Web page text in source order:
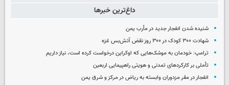
داغ‌ترین خبرها
شنیده شدن انفجار جدید در مأرب یمن
شهادت ۳۰۰ کودک در ۳۰۰ روز نقض آتش‌بس غزه
ترامپ: خودمان به موشک‌هایی که اوکراین درخواست کرده است، نیاز داریم
تأملی بر کارکردهای تمدنی و هویتی راهپیمایی اربعین
انفجار در مقر مزدوران وابسته به ریاض در مرکز و شرق یمن